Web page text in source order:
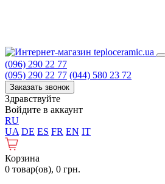
(096) 290 22 77
(095) 290 22 77 (044) 580 23 72
Заказать звонок
Здравствуйте
Войдите в аккаунт
RU
UA DE ES FR EN IT
Корзина
0 товар(ов), 0 грн.